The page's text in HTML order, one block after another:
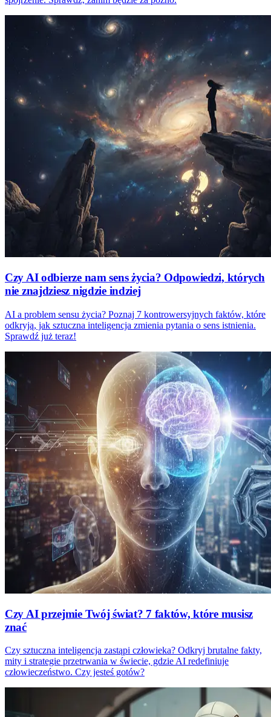
Czy AI odbierze nam sens życia? Odpowiedzi, których
nie znajdziesz nigdzie indziej
AI a problem sensu życia? Poznaj 7 kontrowersyjnych faktów, które
odkryją, jak sztuczna inteligencja zmienia pytania o sens istnienia.
Sprawdź już teraz!
Czy AI przejmie Twój świat? 7 faktów, które musisz
znać
Czy sztuczna inteligencja zastąpi człowieka? Odkryj brutalne fakty,
mity i strategie przetrwania w świecie, gdzie AI redefiniuje
człowieczeństwo. Czy jesteś gotów?